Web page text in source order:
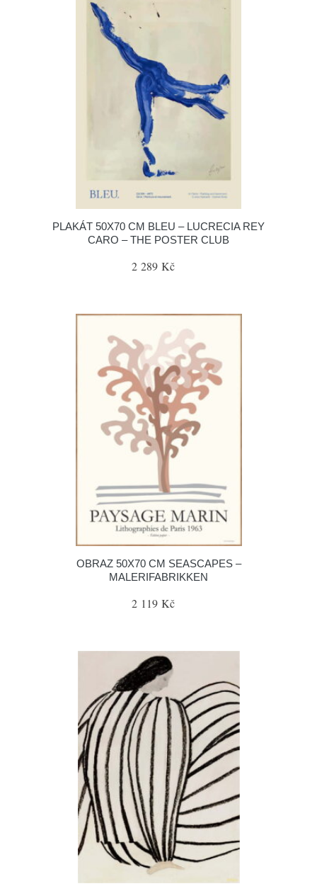
PLAKÁT 50X70 CM BLEU – LUCRECIA REY
CARO – THE POSTER CLUB
2 289 Kč
OBRAZ 50X70 CM SEASCAPES –
MALERIFABRIKKEN
2 119 Kč